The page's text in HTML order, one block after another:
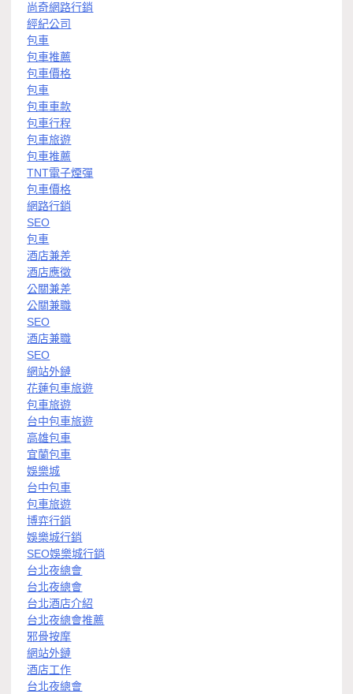
尚奇網路行銷
經紀公司
包車
包車推薦
包車價格
包車
包車車款
包車行程
包車旅遊
包車推薦
TNT電子煙彈
包車價格
網路行銷
SEO
包車
酒店兼差
酒店應徵
公關兼差
公關兼職
SEO
酒店兼職
SEO
網站外鏈
花蓮包車旅遊
包車旅遊
台中包車旅遊
高雄包車
宜蘭包車
娛樂城
台中包車
包車旅遊
博弈行銷
娛樂城行銷
SEO娛樂城行銷
台北夜總會
台北夜總會
台北酒店介紹
台北夜總會推薦
邪骨按摩
網站外鏈
酒店工作
台北夜總會